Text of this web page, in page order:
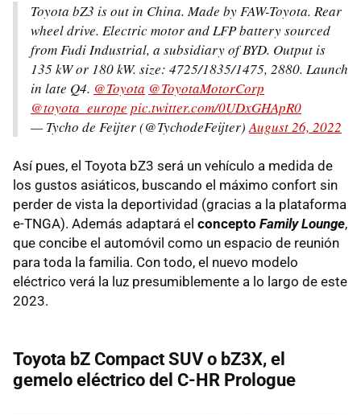
Toyota bZ3 is out in China. Made by FAW-Toyota. Rear
wheel drive. Electric motor and LFP battery sourced
from Fudi Industrial, a subsidiary of BYD. Output is
135 kW or 180 kW. size: 4725/1835/1475, 2880. Launch
in late Q4. @Toyota @ToyotaMotorCorp
@toyota_europe pic.twitter.com/0UDxGHApR0
— Tycho de Feijter (@TychodeFeijter)August 26, 2022
Así pues, el Toyota bZ3 será un vehículo a medida de
los gustos asiáticos, buscando el máximo confort sin
perder de vista la deportividad (gracias a la plataforma
e-TNGA). Además adaptará el concepto Family Lounge,
que concibe el automóvil como un espacio de reunión
para toda la familia. Con todo, el nuevo modelo
eléctrico verá la luz presumiblemente a lo largo de este
2023.
Toyota bZ Compact SUV o bZ3X, el
gemelo eléctrico del C-HR Prologue